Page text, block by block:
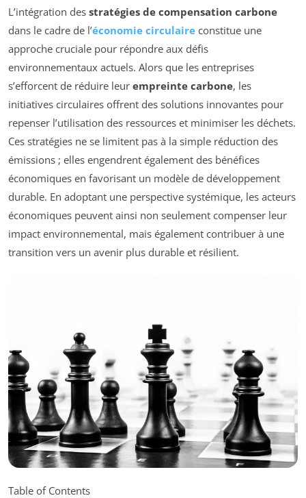
L’intégration des stratégies de compensation carbone
dans le cadre de l’économie circulaire constitue une
approche cruciale pour répondre aux défis
environnementaux actuels. Alors que les entreprises
s’efforcent de réduire leur empreinte carbone, les
initiatives circulaires offrent des solutions innovantes pour
repenser l’utilisation des ressources et minimiser les déchets.
Ces stratégies ne se limitent pas à la simple réduction des
émissions ; elles engendrent également des bénéfices
économiques en favorisant un modèle de développement
durable. En adoptant une perspective systémique, les acteurs
économiques peuvent ainsi non seulement compenser leur
impact environnemental, mais également contribuer à une
transition vers un avenir plus durable et résilient.
Table of Contents